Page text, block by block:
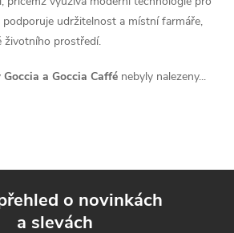
podporuje udržitelnost a místní farmáře,
životního prostředí.
Goccia a Goccia Caffé nebyly nalezeny...
o novinkách
a slevách